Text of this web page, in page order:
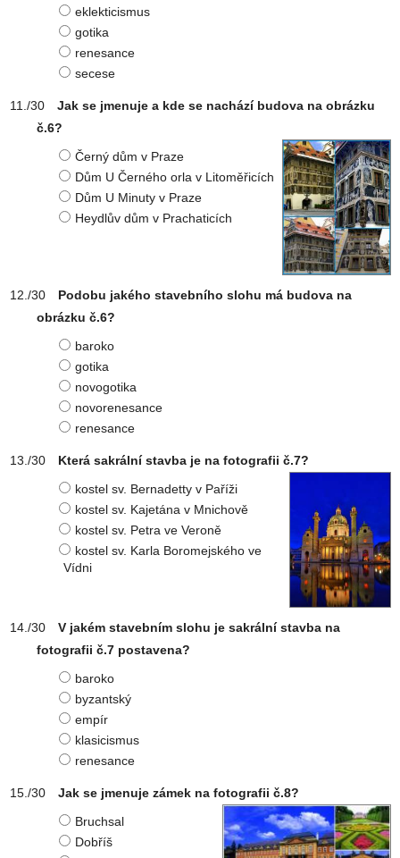
eklekticismus
gotika
renesance
secese
Jak se jmenuje a kde se nachází budova na obrázku
č.6?
Černý dům v Praze
Dům U Černého orla v Litoměřicích
Dům U Minuty v Praze
Heydlův dům v Prachaticích
Podobu jakého stavebního slohu má budova na
obrázku č.6?
baroko
gotika
novogotika
novorenesance
renesance
Která sakrální stavba je na fotografii č.7?
kostel sv. Bernadetty v Paříži
kostel sv. Kajetána v Mnichově
kostel sv. Petra ve Veroně
kostel sv. Karla Boromejského ve
Vídni
V jakém stavebním slohu je sakrální stavba na
fotografii č.7 postavena?
baroko
byzantský
empír
klasicismus
renesance
Jak se jmenuje zámek na fotografii č.8?
Bruchsal
Dobříš